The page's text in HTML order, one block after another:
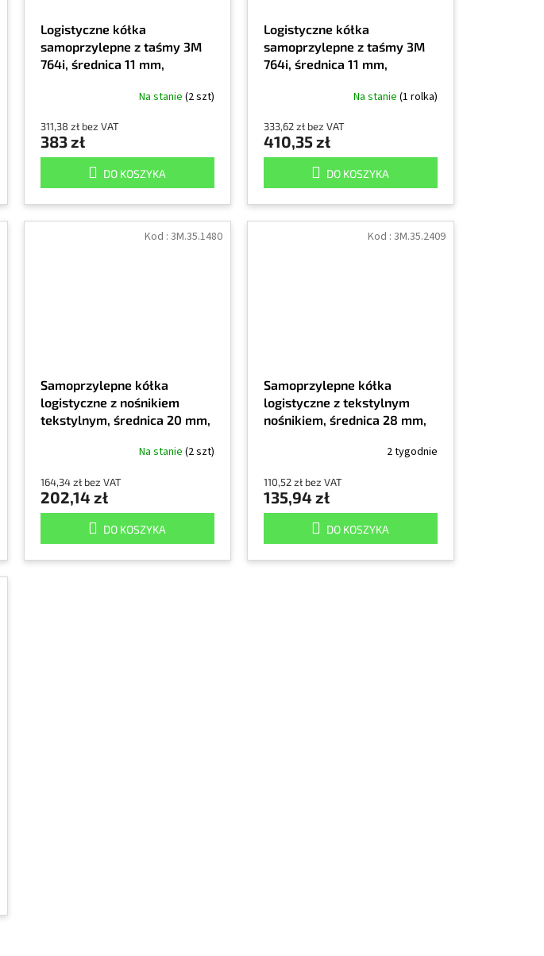
Logistyczne kółka
samoprzylepne z taśmy 3M
764i, średnica 11 mm,
Na stanie (2 szt)
311,38 zł bez VAT
383 zł
DO KOSZYKA
Logistyczne kółka
samoprzylepne z taśmy 3M
764i, średnica 11 mm,
Na stanie (1 rolka)
333,62 zł bez VAT
410,35 zł
DO KOSZYKA
Samoprzylepne kółka
logistyczne z nośnikiem
tekstylnym, średnica 20 mm,
Na stanie (2 szt)
164,34 zł bez VAT
202,14 zł
DO KOSZYKA
Kod : 3M.35.1480
Samoprzylepne kółka
logistyczne z tekstylnym
nośnikiem, średnica 28 mm,
2 tygodnie
110,52 zł bez VAT
135,94 zł
DO KOSZYKA
Kod : 3M.35.2409